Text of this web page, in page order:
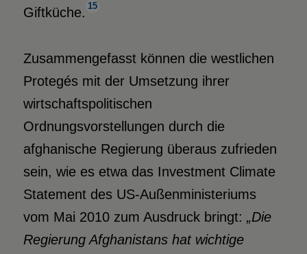
Giftküche. 15
Zusammengefasst können die westlichen
Protegés mit der Umsetzung ihrer
wirtschaftspolitischen
Ordnungsvorstellungen durch die
afghanische Regierung überaus zufrieden
sein, wie es etwa das Investment Climate
Statement des US-Außenministeriums
vom Mai 2010 zum Ausdruck bringt: „Die
Regierung Afghanistans hat wichtige